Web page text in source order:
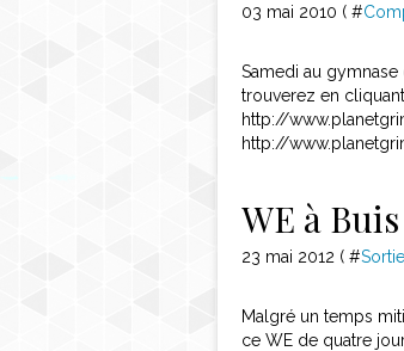
03 mai 2010 ( #
Samedi au
trouverez en
http://
http://
WE à
23 mai 2012 ( #
Malgré un temps
ce WE de quatre